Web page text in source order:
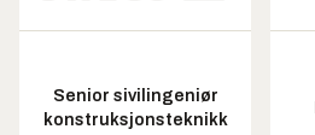
Senior sivilingeniør
konstruksjonsteknikk